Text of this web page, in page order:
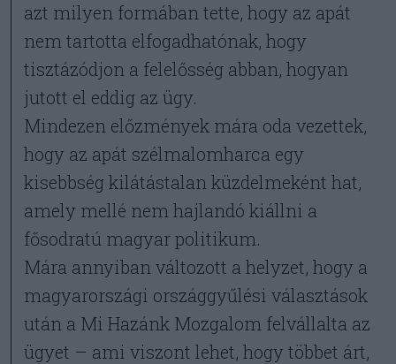
azt milyen formában tette, hogy az apát
nem tartotta elfogadhatónak, hogy
tisztázódjon a felelősség abban, hogyan
jutott el eddig az ügy.
Mindezen előzmények mára oda vezettek,
hogy az apát szélmalomharca egy
kisebbség kilátástalan küzdelmeként hat,
amely mellé nem hajlandó kiállni a
fősodratú magyar politikum.
Mára annyiban változott a helyzet, hogy a
magyarországi országgyűlési választások
után a Mi Hazánk Mozgalom felvállalta az
ügyet – ami viszont lehet, hogy többet árt,